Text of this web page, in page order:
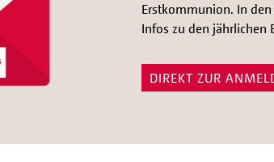
Erstkommunion. In den
Infos zu den jährlichen
DIREKT ZUR